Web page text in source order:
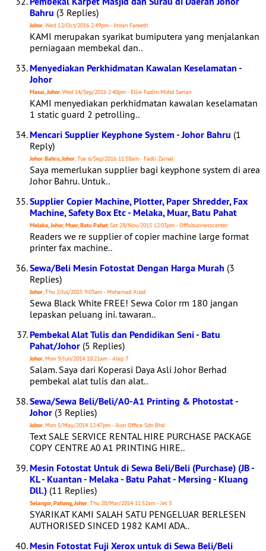
Bahru (3 Replies)
Johor, Wed 12/Oct/2016 2:49pm - Imran Fareeth
KAMI merupakan syarikat bumiputera yang menjalankan
perniagaan membekal dan..
Menyediakan Perkhidmatan Kawalan Keselamatan -
Johor
Masai, Johor, Wed 14/Sep/2016 2:40pm - Ellie Fazlin Mohd Sarian
KAMI menyediakan perkhidmatan kawalan keselamatan
1 static guard 2 petrolling..
Mencari Supplier Keyphone System - Johor Bahru (1
Reply)
Johor Bahru, Johor, Tue 6/Sep/2016 11:58am - Fadli Zainal
Saya memerlukan supplier bagi keyphone system di area
Johor Bahru. Untuk..
Supplier Copier Machine, Plotter, Paper Shredder, Fax
Machine, Safety Box Etc - Melaka, Muar, Batu Pahat
Melaka, Johor, Muar, Batu Pahat, Sat 28/Nov/2015 12:03pm - Offixbusinesscenter
Readers we re supplier of copier machine large format
printer fax machine..
Sewa/Beli Mesin Fotostat Dengan Harga Murah (3
Replies)
Johor, Thu 2/Jul/2015 9:03am - Mohamad Aizat
Sewa Black White FREE! Sewa Color rm 180 jangan
lepaskan peluang ini. tawaran..
Pembekal Alat Tulis dan Pendidikan Seni - Batu
Pahat/Johor (5 Replies)
Johor, Mon 9/Jun/2014 10:21am - Alep 7
Salam. Saya dari Koperasi Daya Asli Johor Berhad
pembekal alat tulis dan alat..
Sewa/Sewa Beli/Beli/A0-A1 Printing & Photostat -
Johor (3 Replies)
Johor, Mon 5/May/2014 12:47pm - Ikon Office Sdn Bhd
Text SALE SERVICE RENTAL HIRE PURCHASE PACKAGE
COPY CENTRE A0 A1 PRINTING HIRE..
Mesin Fotostat Untuk di Sewa Beli/Beli (Purchase) (JB -
KL - Kuantan - Melaka - Batu Pahat - Mersing - Kluang
Dll.) (11 Replies)
Selangor, Pahang, Johor, Thu 20/Mar/2014 11:52am - Jet 3
SYARIKAT KAMI SALAH SATU PENGELUAR BERLESEN
AUTHORISED SINCED 1982 KAMI ADA..
Mesin Fotostat Fuji Xerox untuk di Sewa Beli/Beli